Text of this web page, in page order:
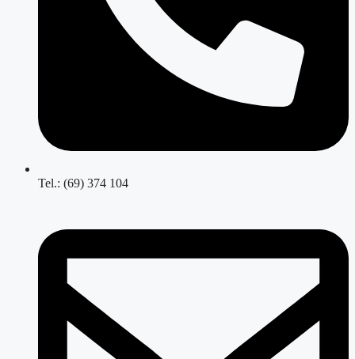
Tel.: (69) 374 104